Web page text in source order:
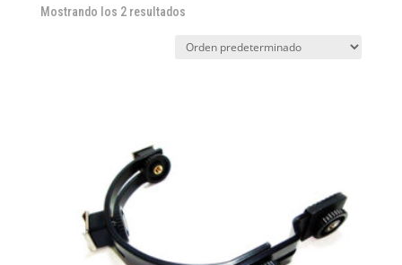
Mostrando los 2 resultados